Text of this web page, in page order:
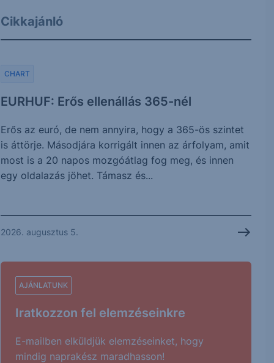
Cikkajánló
EURHUF: Erős ellenállás 365-nél
CHART
Erős az euró, de nem annyira, hogy a 365-ös szintet
is áttörje. Másodjára korrigált innen az árfolyam, amit
most is a 20 napos mozgóátlag fog meg, és innen
egy oldalazás jöhet. Támasz és...
2026. augusztus 5.
AJÁNLATUNK
Iratkozzon fel elemzéseinkre
E-mailben elküldjük elemzéseinket, hogy
mindig naprakész maradhasson!